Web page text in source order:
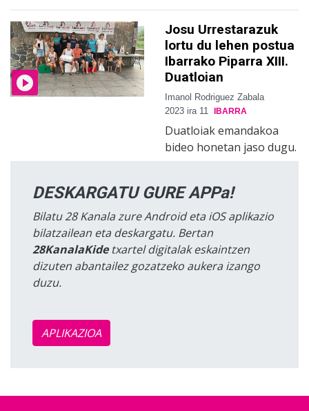
Josu Urrestarazuk
lortu du lehen postua
Ibarrako Piparra XIII.
Duatloian
Imanol Rodriguez Zabala
2023 ira 11
IBARRA
Duatloiak emandakoa
bideo honetan jaso dugu.
DESKARGATU GURE APPa!
Bilatu 28 Kanala zure Android eta iOS aplikazio
bilatzailean eta deskargatu. Bertan
28KanalaKidetxartel digitalak eskaintzen
dizuten abantailez gozatzeko aukera izango
duzu.
APLIKAZIOA